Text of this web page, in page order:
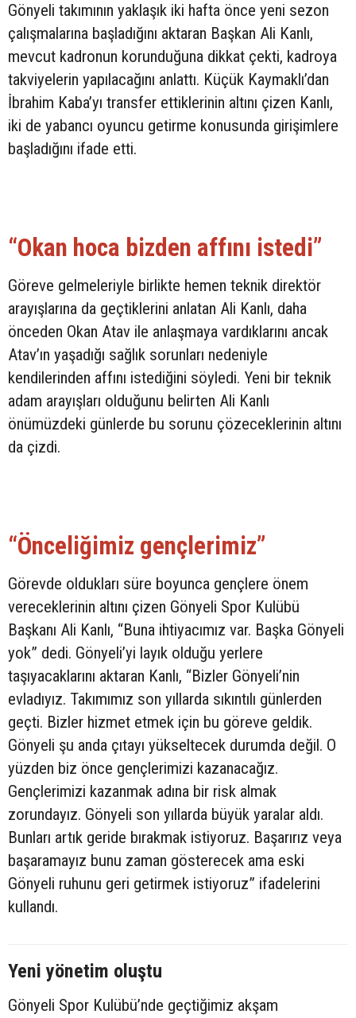
Gönyeli takımının yaklaşık iki hafta önce yeni sezon
çalışmalarına başladığını aktaran Başkan Ali Kanlı,
mevcut kadronun korunduğuna dikkat çekti, kadroya
takviyelerin yapılacağını anlattı. Küçük Kaymaklı’dan
İbrahim Kaba’yı transfer ettiklerinin altını çizen Kanlı,
iki de yabancı oyuncu getirme konusunda girişimlere
başladığını ifade etti.
“Okan hoca bizden affını istedi”
Göreve gelmeleriyle birlikte hemen teknik direktör
arayışlarına da geçtiklerini anlatan Ali Kanlı, daha
önceden Okan Atav ile anlaşmaya vardıklarını ancak
Atav’ın yaşadığı sağlık sorunları nedeniyle
kendilerinden affını istediğini söyledi. Yeni bir teknik
adam arayışları olduğunu belirten Ali Kanlı
önümüzdeki günlerde bu sorunu çözeceklerinin altını
da çizdi.
“Önceliğimiz gençlerimiz”
Görevde oldukları süre boyunca gençlere önem
vereceklerinin altını çizen Gönyeli Spor Kulübü
Başkanı Ali Kanlı, “Buna ihtiyacımız var. Başka Gönyeli
yok” dedi. Gönyeli’yi layık olduğu yerlere
taşıyacaklarını aktaran Kanlı, “Bizler Gönyeli’nin
evladıyız. Takımımız son yıllarda sıkıntılı günlerden
geçti. Bizler hizmet etmek için bu göreve geldik.
Gönyeli şu anda çıtayı yükseltecek durumda değil. O
yüzden biz önce gençlerimizi kazanacağız.
Gençlerimizi kazanmak adına bir risk almak
zorundayız. Gönyeli son yıllarda büyük yaralar aldı.
Bunları artık geride bırakmak istiyoruz. Başarırız veya
başaramayız bunu zaman gösterecek ama eski
Gönyeli ruhunu geri getirmek istiyoruz” ifadelerini
kullandı.
Yeni yönetim oluştu
Gönyeli Spor Kulübü’nde geçtiğimiz akşam